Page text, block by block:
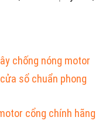
chống nóng motor
sổ chuẩn phong
cổng chính hãng